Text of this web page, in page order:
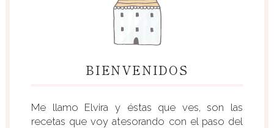
BIENVENIDOS
Me llamo Elvira y éstas que ves, son las
recetas que voy atesorando con el paso del